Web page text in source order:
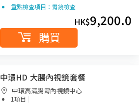
重點檢查項目：胃鏡檢查
HK$9,200.0
購買
中環HD 大腸內視鏡套餐
中環高清腸胃內視鏡中心
1項目 |